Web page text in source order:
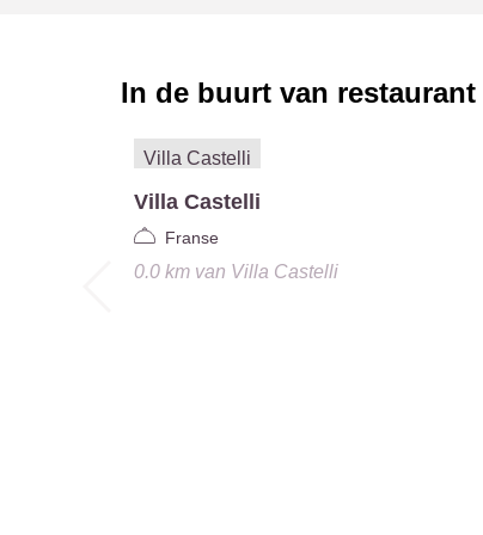
In de buurt van restaurant
Villa Castelli
Franse
0.0 kmvan Villa Castelli